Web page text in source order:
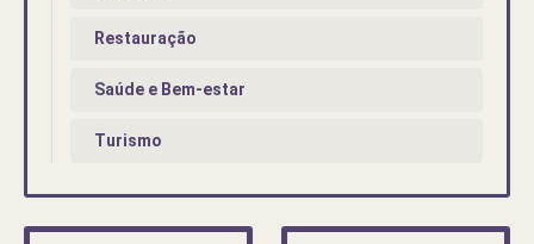
Restauração
Saúde e Bem-estar
Turismo